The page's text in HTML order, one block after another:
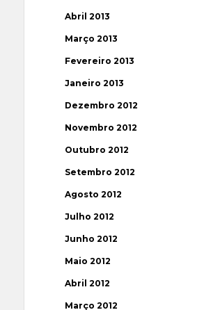
Abril 2013
Março 2013
Fevereiro 2013
Janeiro 2013
Dezembro 2012
Novembro 2012
Outubro 2012
Setembro 2012
Agosto 2012
Julho 2012
Junho 2012
Maio 2012
Abril 2012
Março 2012